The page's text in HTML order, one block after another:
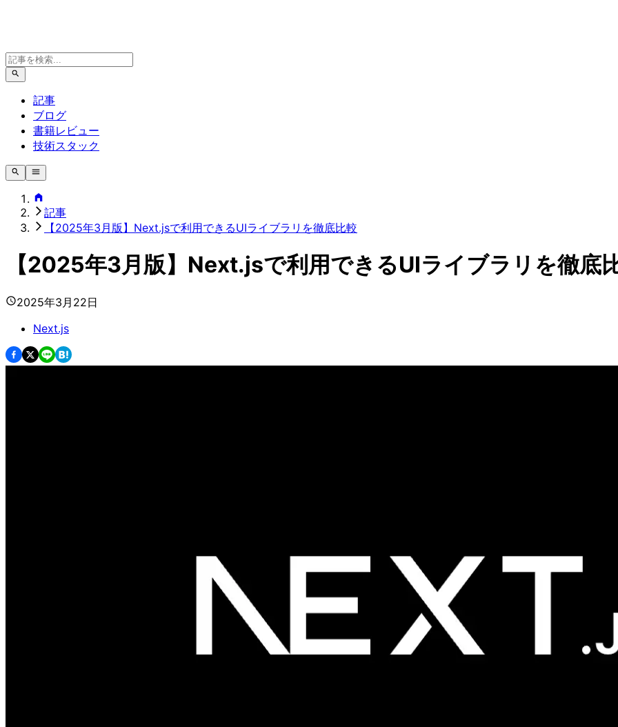
記事
ブログ
書籍レビュー
技術スタック
記事
【2025年3月版】Next.jsで利用できるUIライブラリを徹底比較
【2025年3月版】Next.jsで利用できるUIライブラリを徹底
2025年3月22日
Next.js